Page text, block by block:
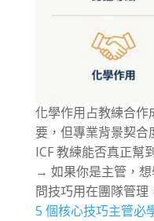
化學作用占教練合
要，但專業背景契
ICF 教練能否真正幫
→ 如果你是主管，
問技巧用在團隊管理
5 個核心技巧主管必